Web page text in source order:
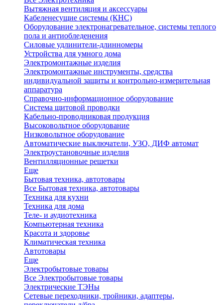
Вытяжная вентиляция и аксессуары
Кабеленесущие системы (КНС)
Оборудование электронагревательное, системы теплого
пола и антиобледенения
Силовые удлинители-длинномеры
Устройства для умного дома
Электромонтажные изделия
Электромонтажные инструменты, средства
индивидуальной защиты и контрольно-измерительная
аппаратура
Справочно-информационное оборудование
Система щитовой проводки
Кабельно-проводниковая продукция
Высоковольтное оборудование
Низковольтное оборудование
Автоматические выключатели, УЗО, ДИФ автомат
Электроустановочные изделия
Вентилляционные решетки
Еще
Бытовая техника, автотовары
Все Бытовая техника, автотовары
Техника для кухни
Техника для дома
Теле- и аудиотехника
Компьютерная техника
Красота и здоровье
Климатическая техника
Автотовары
Еще
Электробытовые товары
Все Электробытовые товары
Электрические ТЭНы
Сетевые переходники, тройники, адаптеры,